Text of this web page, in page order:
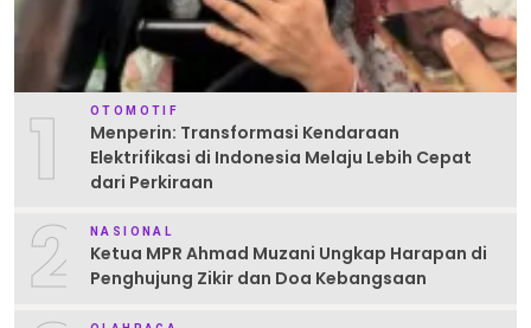
1 OTOMOTIF
Menperin: Transformasi Kendaraan
Elektrifikasi di Indonesia Melaju Lebih Cepat
dari Perkiraan
2 NASIONAL
Ketua MPR Ahmad Muzani Ungkap Harapan di
Penghujung Zikir dan Doa Kebangsaan